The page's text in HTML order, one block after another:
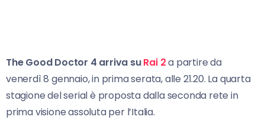
The Good Doctor 4 arriva suRai 2a partire da
venerdì 8 gennaio, in prima serata, alle 21.20. La quarta
stagione del serial è proposta dalla seconda rete in
prima visione assoluta per l’Italia.